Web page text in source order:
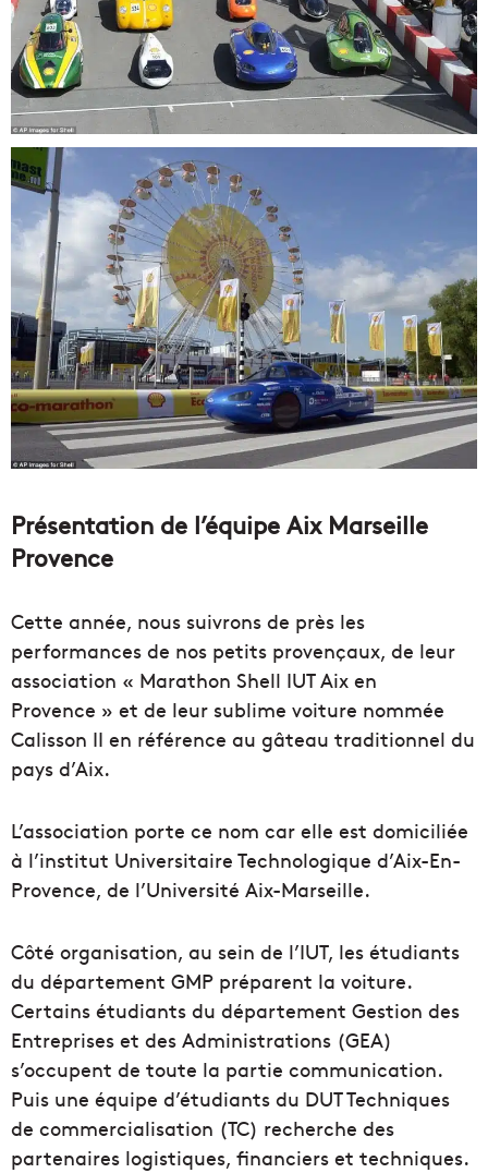
Présentation de l’équipe Aix Marseille
Provence
Cette année, nous suivrons de près les
performances de nos petits provençaux, de leur
association « Marathon Shell IUT Aix en
Provence » et de leur sublime voiture nommée
Calisson II en référence au gâteau traditionnel du
pays d’Aix.
L’association porte ce nom car elle est domiciliée
à l’institut Universitaire Technologique d’Aix-En-
Provence, de l’Université Aix-Marseille.
Côté organisation, au sein de l’IUT, les étudiants
du département GMP préparent la voiture.
Certains étudiants du département Gestion des
Entreprises et des Administrations (GEA)
s’occupent de toute la partie communication.
Puis une équipe d’étudiants du DUT Techniques
de commercialisation (TC) recherche des
partenaires logistiques, financiers et techniques.